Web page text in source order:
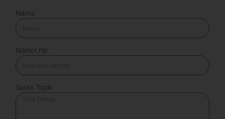
Nama
Nomor Hp
Saran Topik